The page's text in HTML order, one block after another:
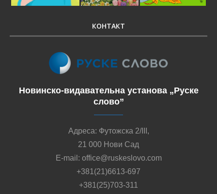
КОНТАКТ
Новинско-видавательна установа „Руске
слово”
Адреса: Футожска 2/III,
21 000 Нови Сад
E-mail: office@ruskeslovo.com
+381(21)6613-697
+381(25)703-311